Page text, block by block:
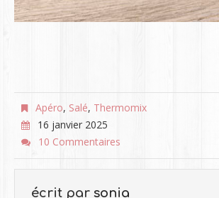
Apéro, Salé, Thermomix
16 janvier 2025
10 Commentaires
écrit par sonia